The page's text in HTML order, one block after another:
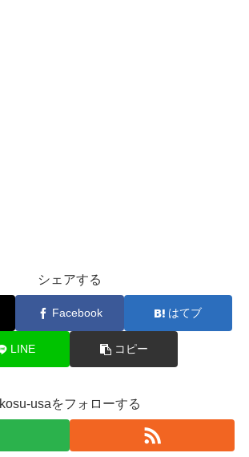
シェアする
Facebook はてブ
LINE コピー
kosu-usaをフォローする